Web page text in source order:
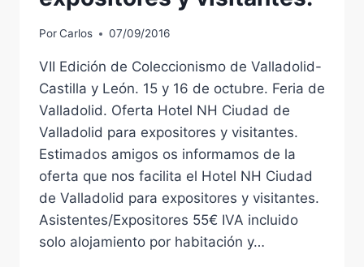
PorCarlos 07/09/2016
VII Edición de Coleccionismo de Valladolid-
Castilla y León. 15 y 16 de octubre. Feria de
Valladolid. Oferta Hotel NH Ciudad de
Valladolid para expositores y visitantes.
Estimados amigos os informamos de la
oferta que nos facilita el Hotel NH Ciudad
de Valladolid para expositores y visitantes.
Asistentes/Expositores 55€ IVA incluido
solo alojamiento por habitación y…